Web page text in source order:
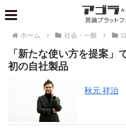
ホーム 社会・一般
「新たな使い方を提案」
初の自社製品
秋元 祥治